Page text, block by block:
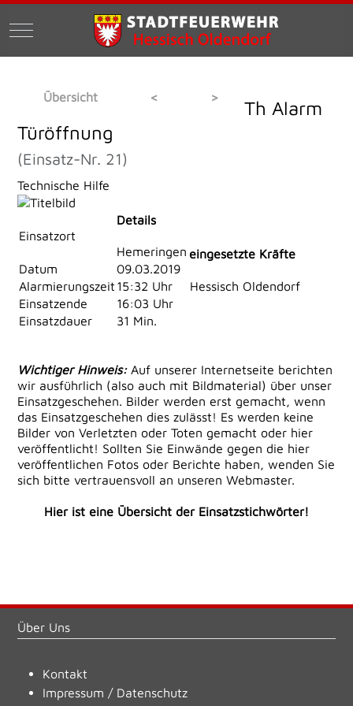
Mobile Menu Toggle
Übersicht < >
Th Alarm
Türöffnung
(Einsatz-Nr. 21)
Technische Hilfe
Einsatzort
Details
Hemeringen
Datum
09.03.2019
Alarmierungszeit 15:32 Uhr
Einsatzende
16:03 Uhr
Einsatzdauer
31 Min.
eingesetzte Kräfte
Hessisch Oldendorf
Wichtiger Hinweis: Auf unserer Internetseite berichten
wir ausführlich (also auch mit Bildmaterial) über unser
Einsatzgeschehen. Bilder werden erst gemacht, wenn
das Einsatzgeschehen dies zulässt! Es werden keine
Bilder von Verletzten oder Toten gemacht oder hier
veröffentlicht! Sollten Sie Einwände gegen die hier
veröffentlichen Fotos oder Berichte haben, wenden Sie
sich bitte vertrauensvoll an unseren Webmaster.
Hier ist eine Übersicht der Einsatzstichwörter!
Über Uns
Kontakt
Impressum / Datenschutz